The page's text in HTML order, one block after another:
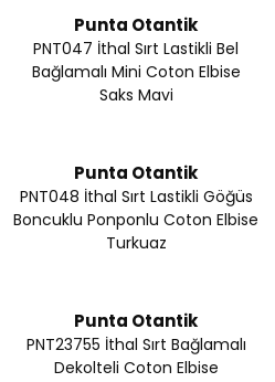
Punta Otantik
PNT047 İthal Sırt Lastikli Bel
Bağlamalı Mini Coton Elbise
Saks Mavi
Punta Otantik
PNT048 İthal Sırt Lastikli Göğüs
Boncuklu Ponponlu Coton Elbise
Turkuaz
Punta Otantik
PNT23755 İthal Sırt Bağlamalı
Dekolteli Coton Elbise